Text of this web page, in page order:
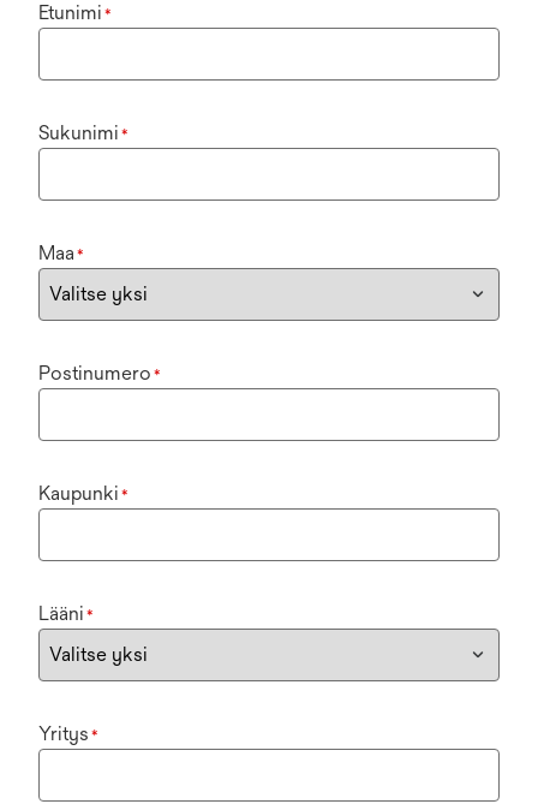
Etunimi *
Sukunimi *
Maa *
Postinumero *
Kaupunki *
Lääni *
Yritys *